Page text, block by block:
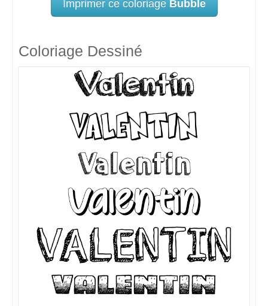
Imprimer ce coloriage Bubble
Coloriage Dessiné